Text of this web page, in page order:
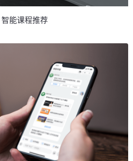
智能课程推荐